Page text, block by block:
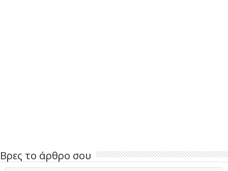
Βρες το άρθρο σου